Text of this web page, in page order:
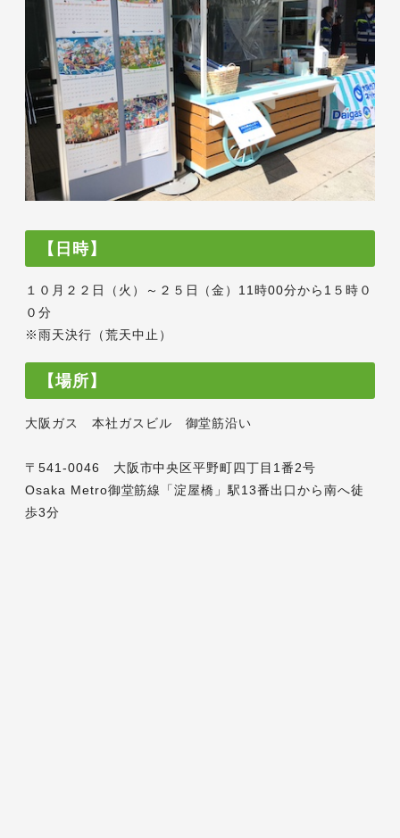
【日時】
１０月２２日（火）～２５日（金）11時00分から1５時０
０分
※雨天決行（荒天中止）
【場所】
大阪ガス 本社ガスビル 御堂筋沿い
〒541-0046 大阪市中央区平野町四丁目1番2号
Osaka Metro御堂筋線「淀屋橋」駅13番出口から南へ徒
歩3分